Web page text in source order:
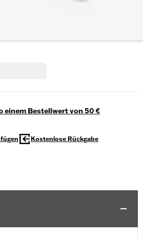
einem Bestellwert von 50 €
Kostenlose Rückgabe